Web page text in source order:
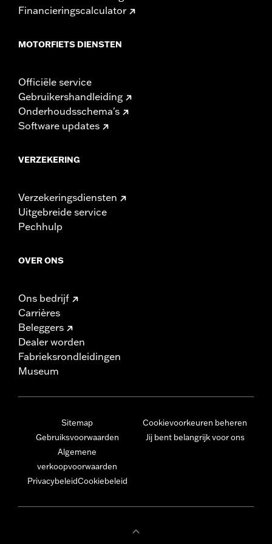
Financieringscalculator
MOTORFIETS DIENSTEN
Officiële service
Gebruikershandleiding
Onderhoudsschema's
Software updates
VERZEKERING
Verzekeringsdiensten
Uitgebreide service
Pechhulp
OVER ONS
Ons bedrijf
Carrières
Beleggers
Dealer worden
Fabrieksrondleidingen
Museum
Sitemap
Gebruiksvoorwaarden
Algemene
verkoopvoorwaarden
PrivacybeleidCookiebeleid
Cookievoorkeuren beheren
Jij bent belangrijk voor ons